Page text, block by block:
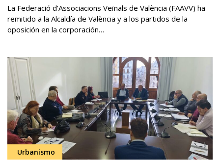
La Federació d’Associacions Veïnals de València (FAAVV) ha
remitido a la Alcaldía de València y a los partidos de la
oposición en la corporación…
Urbanismo